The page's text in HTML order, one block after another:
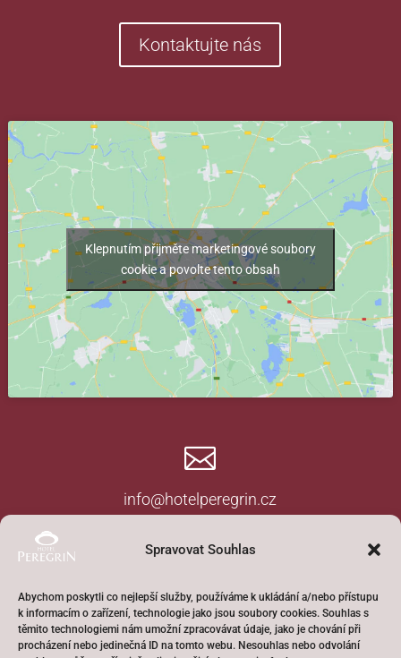
Spravovat Souhlas
Abychom poskytli co nejlepší služby, používáme k ukládání a/nebo přístupu
k informacím o zařízení, technologie jako jsou soubory cookies. Souhlas s
těmito technologiemi nám umožní zpracovávat údaje, jako je chování při
procházení nebo jedinečná ID na tomto webu. Nesouhlas nebo odvolání
Kontaktujte nás
Klepnutím přijměte marketingové soubory
cookie a povolte tento obsah

info@hotelperegrin.cz
